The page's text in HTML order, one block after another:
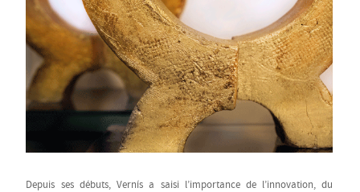
Depuis ses débuts, Vernís a saisi l’importance de l’innovation, du